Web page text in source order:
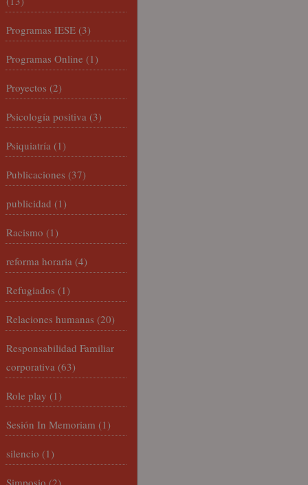
Programas IESE (3)
Programas Online (1)
Proyectos (2)
Psicología positiva (3)
Psiquiatría (1)
Publicaciones (37)
publicidad (1)
Racismo (1)
reforma horaria (4)
Refugiados (1)
Relaciones humanas (20)
Responsabilidad Familiar
corporativa (63)
Role play (1)
Sesión In Memoriam (1)
silencio (1)
Simposio (2)